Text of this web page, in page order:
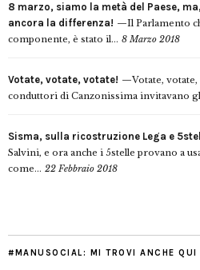
8 marzo, siamo la metà del Paese,
ancora la differenza!
Il Parlamento
componente, è stato il... 8 Marzo 2018
Votate, votate, votate!
Votate,
conduttori di Canzonissima invitavano
Sisma, sulla ricostruzione Lega e
Salvini, e ora anche i 5stelle provano a
come... 22 Febbraio 2018
#MANUSOCIAL: MI TROVI ANCHE QUI